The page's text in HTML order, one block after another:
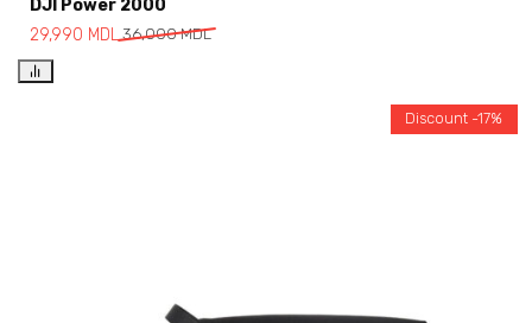
DJI Power 2000
36,000MDL
29,990 MDL
Discount -17%